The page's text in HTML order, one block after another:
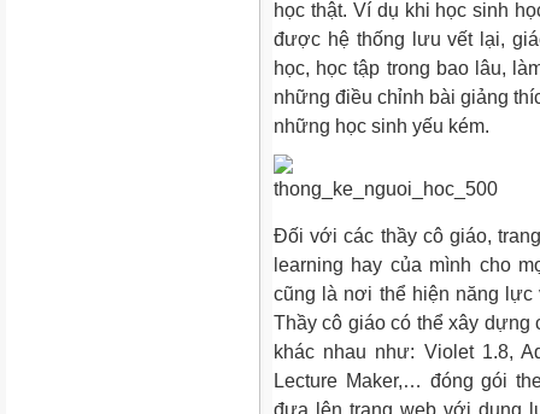
học thật. Ví dụ khi học sinh
được hệ thống lưu vết lại,
học, học tập trong bao lâu,
những điều chỉnh bài giảng
những học sinh yếu kém.
Đối với các thầy cô giáo,
learning hay của mình cho
cũng là nơi thể hiện năng lực
Thầy cô giáo có thể xây dựng
khác nhau như: Violet 1.8,
Lecture Maker,… đóng gói
đưa lên trang web với dung